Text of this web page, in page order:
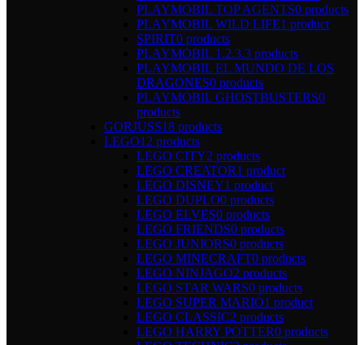
PLAYMOBIL TOP AGENTS0 products
PLAYMOBIL WILD LIFE1 product
SPIRIT0 products
PLAYMOBIL 1.2.3.3 products
PLAYMOBIL EL MUNDO DE LOS
DRAGONES0 products
PLAYMOBIL GHOSTBUSTERS0
products
GORJUSS18 products
LEGO12 products
LEGO CITY2 products
LEGO CREATOR1 product
LEGO DISNEY1 product
LEGO DUPLO0 products
LEGO ELVES0 products
LEGO FRIENDS0 products
LEGO JUNIORS0 products
LEGO MINECRAFT0 products
LEGO NINJAGO2 products
LEGO STAR WARS0 products
LEGO SUPER MARIO1 product
LEGO CLASSIC2 products
LEGO HARRY POTTER0 products